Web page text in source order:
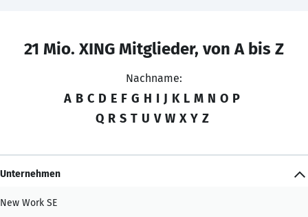
21 Mio. XING Mitglieder, von A bis Z
Nachname:
A B C D E F G H I J K L M N O P
Q R S T U V W X Y Z
Unternehmen
New Work SE